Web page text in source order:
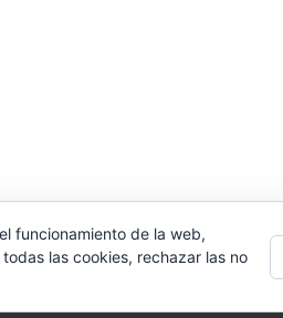
funcionamiento de la web,
las cookies, rechazar las no